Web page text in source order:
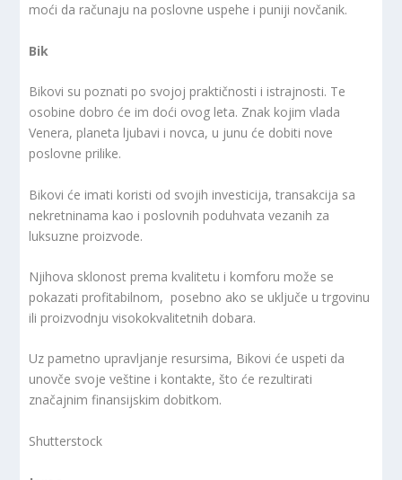
moći da računaju na poslovne uspehe i puniji novčanik.
Bik
Bikovi su poznati po svojoj praktičnosti i istrajnosti. Te
osobine dobro će im doći ovog leta. Znak kojim vlada
Venera, planeta ljubavi i novca, u junu će dobiti nove
poslovne prilike.
Bikovi će imati koristi od svojih investicija, transakcija sa
nekretninama kao i poslovnih poduhvata vezanih za
luksuzne proizvode.
Njihova sklonost prema kvalitetu i komforu može se
pokazati profitabilnom, posebno ako se uključe u trgovinu
ili proizvodnju visokokvalitetnih dobara.
Uz pametno upravljanje resursima, Bikovi će uspeti da
unovče svoje veštine i kontakte, što će rezultirati
značajnim finansijskim dobitkom.
Shutterstock